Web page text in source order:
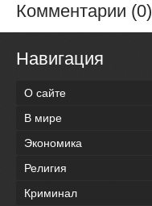
Комментарии (0)
Навигация
О сайте
В мире
Экономика
Религия
Криминал